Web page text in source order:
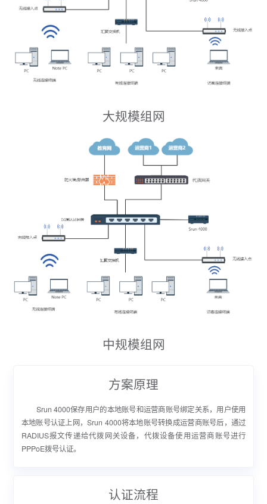
大规模组网
中规模组网
方案原理
Srun 4000保存用户的本地账号和运营商账号绑定关系，用户使用
本地账号认证上网，Srun 4000将本地账号转换成运营商账号后，通过
RADIUS报文传递给代拨网关设备，代拨设备使用运营商账号进行
PPPoE拨号认证。
认证流程